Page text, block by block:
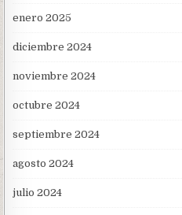
enero 2025
diciembre 2024
noviembre 2024
octubre 2024
septiembre 2024
agosto 2024
julio 2024